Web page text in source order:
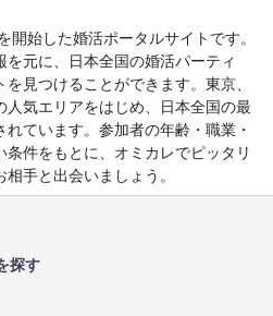
始した婚活ポータルサイトです。
元に、日本全国の婚活パーティ
見つけることができます。東京、
人気エリアをはじめ、日本全国の最
ています。参加者の年齢・職業・
件をもとに、オミカレでピッタリ
手と出会いましょう。
探す